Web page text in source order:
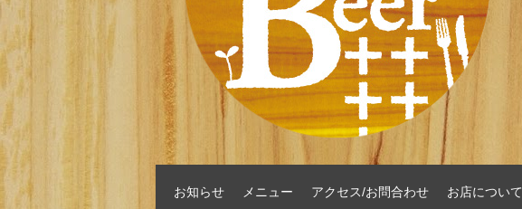
お知らせ メニュー アクセス/お問合わせ お店について